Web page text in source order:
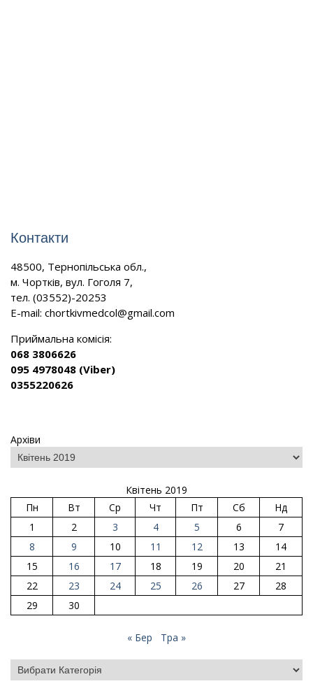
Контакти
48500, Тернопільська обл.,
м. Чортків, вул. Гоголя 7,
тел. (03552)-20253
E-mail: chortkivmedcol@gmail.com
Приймальна комісія:
068 3806626
095 4978048 (Viber)
0355220626
Архіви
Квітень 2019
Пн
Вт Ср Чт Пт Сб
Нд
1
2 3 4 5 6
7
8
9 10 11 12 13
14
15
16 17 18 19 20
21
22
23 24 25 26 27
28
29
30
« Бер Тра »
Категорії